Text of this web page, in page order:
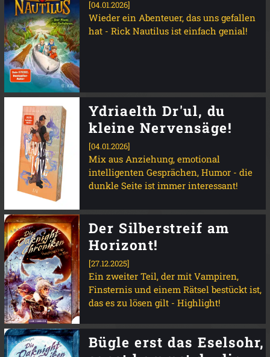
[04.01.2026]
Wieder ein Abenteuer, das uns gefallen
hat - Rick Nautilus ist einfach genial!
Ydriaelth Dr'ul, du
kleine Nervensäge!
[04.01.2026]
Mix aus Anziehung, emotional
intelligenten Gesprächen, Humor - die
dunkle Seite ist immer interessant!
Der Silberstreif am
Horizont!
[27.12.2025]
Ein zweiter Teil, der mit Vampiren,
Finsternis und einem Rätsel bestückt ist,
das es zu lösen gilt - Highlight!
Bügle erst das Eselsohr,